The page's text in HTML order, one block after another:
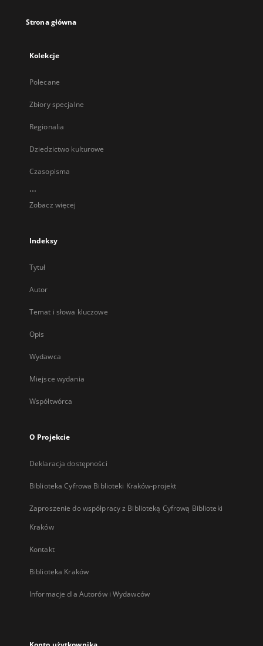
Strona główna
Kolekcje
Polecane
Zbiory specjalne
Regionalia
Dziedzictwo kulturowe
Czasopisma
...
Zobacz więcej
Indeksy
Tytuł
Autor
Temat i słowa kluczowe
Opis
Wydawca
Miejsce wydania
Współtwórca
O Projekcie
Deklaracja dostępności
Biblioteka Cyfrowa Biblioteki Kraków-projekt
Zaproszenie do współpracy z Biblioteką Cyfrową Biblioteki
Kraków
Kontakt
Biblioteka Kraków
Informacje dla Autorów i Wydawców